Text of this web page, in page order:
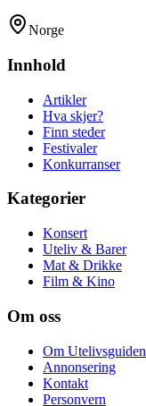
Norge
Innhold
Artikler
Hva skjer?
Finn steder
Festivaler
Konkurranser
Kategorier
Konsert
Uteliv & Barer
Mat & Drikke
Film & Kino
Om oss
Om Utelivsguiden
Annonsering
Kontakt
Personvern